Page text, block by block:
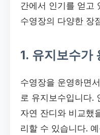
간에서 인기를 얻고
수영장의 다양한 장
1. 유지보수가
수영장을 운영하면
로 유지보수입니다.
자연 잔디와 비교했
리할 수 있습니다.